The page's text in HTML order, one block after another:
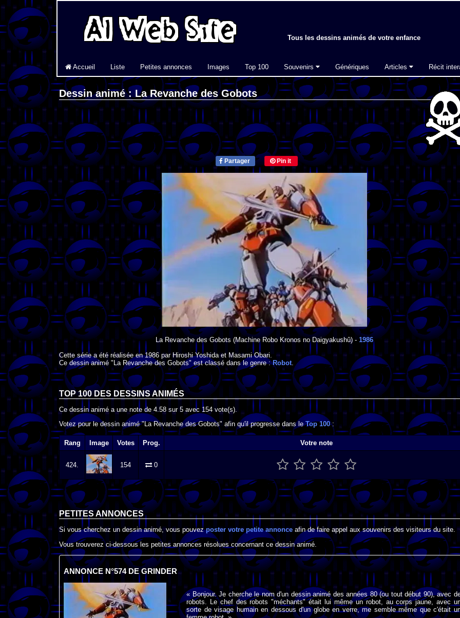
Tous les dessins animés de votre enfance
Accueil Liste Petites annonces Images Top 100 Souvenirs Génériques Articles Récit
Dessin animé : La Revanche des Gobots
Partager Pin it
La Revanche des Gobots(Machine Robo Kronos no Daigyakushû) - 1986
Cette série a été réalisée en1986parHiroshi Yoshidaet Masami Obari.
Ce dessin animé "La Revanche des Gobots" est classé dans le genre :Robot.
TOP 100 DES DESSINS ANIMÉS
Ce dessin animé a une note de 4.58 sur 5 avec 154 vote(s).
Votez pour le dessin animé "La Revanche des Gobots" afin qu'il progresse dans leTop 100:
Rang Image Votes Prog. Votre note
424. 154 0
PETITES ANNONCES
Si vous cherchez un dessin animé, vous pouvezposter votre petite annonce afin de faire appel aux souvenirs des visiteurs du site.
Vous trouverez ci-dessous les petites annonces résolues concernant ce dessin animé.
ANNONCE N°574 DE GRINDER
« Bonjour. Je cherche le nom d'un dessin animé des années 80 (ou tout début 90), avec
robots. Le chef des robots "méchants" était lui même un robot, au corps jaune, avec
sorte de visage humain en dessous d'un globe en verre, me semble même que c'était